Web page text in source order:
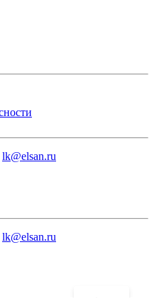
lk@elsan.ru
lk@elsan.ru